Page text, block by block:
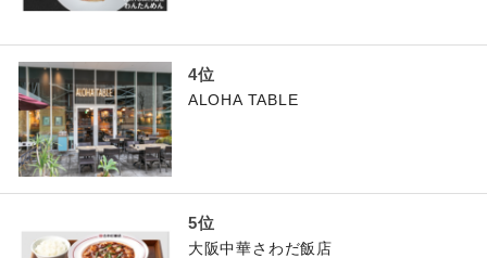
ALOHA TABLE
大阪中華さわだ飯店